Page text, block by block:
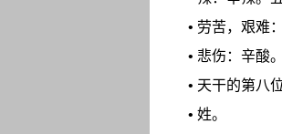
• 劳苦，艰难
• 悲伤：辛酸。
• 天干的第八
• 姓。